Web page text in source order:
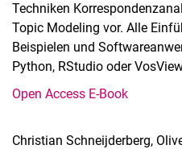
Contributions in Edited Volumes
Discussion papers/working papers
INCHER Working Papers
Techniken
Topic Modeling vor. Alle
Beispielen und
Python, RStudio oder
Open Access E-Book
Christian Schneijderberg,